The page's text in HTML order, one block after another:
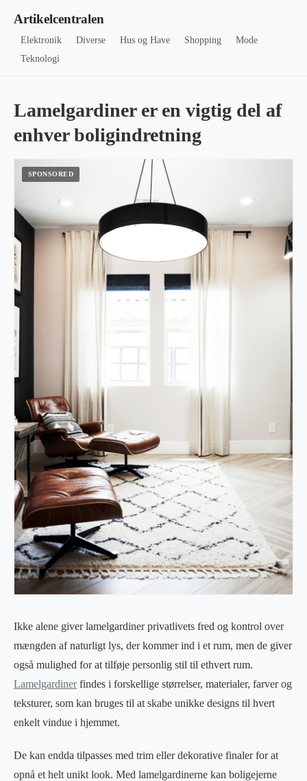
Artikelcentralen
Elektronik Diverse Hus og Have Shopping
Mode
Teknologi
Lamelgardiner er en vigtig del af
enhver boligindretning
Ikke alene giver lamelgardiner privatlivets fred og kontrol over
mængden af naturligt lys, der kommer ind i et rum, men de giver
også mulighed for at tilføje personlig stil til ethvert rum.
Lamelgardinerfindes i forskellige størrelser, materialer, farver og
teksturer, som kan bruges til at skabe unikke designs til hvert
enkelt vindue i hjemmet.
De kan endda tilpasses med trim eller dekorative finaler for at
opnå et helt unikt look. Med lamelgardinerne kan boligejerne